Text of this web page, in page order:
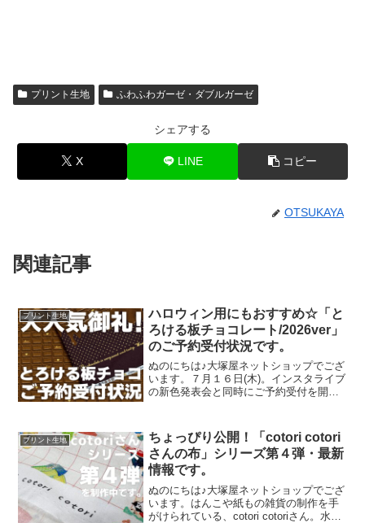
プリント生地 ふわふわガーゼ・ダブルガーゼ
シェアする
X LINE コピー
OTSUKAYA
関連記事
プリント生地
ハロウィン用にもおすすめ☆「と
ろける板チョコレート/2026ver」
のご予約受付状況です。
ぬのにちは♪大塚屋ネットショップでござ
います。７月１６日(木)。インスタライブ
の新色発表会と同時にご予約受付を開始
ョン。「復刻カラー３色」と「新色３
色」の全６色にて展
プリント生地
ちょっぴり公開！「cotori cotori
さんの布」シリーズ第４弾・最新
情報です。
ぬのにちは♪大塚屋ネットショップでござ
います。はんこや紙もの雑貨の制作を手
がけられている、cotori cotoriさん。水彩